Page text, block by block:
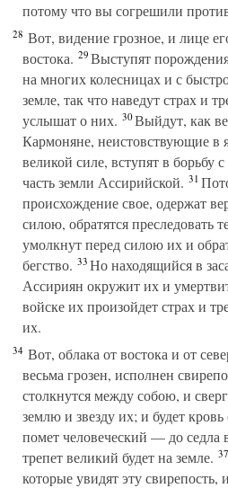
потому что вы согрешили
28 Вот, видение грозное, и лице
востока. 29Выступят
на многих колесницах и с
земле, так что наведут страх и
услышат о них. 30Выйдут, как
Кармоняне, неистовствующие в
великой силе, вступят в борьбу
часть земли Ассирийской. 31
происхождение свое, одержат
силою, обратятся преследовать
умолкнут перед силою их и
бегство. 33Но находящийся в
Ассириян окружит их и
войске их произойдет страх и
их.
34 Вот, облака от востока и от
весьма грозен, исполнен
столкнутся между собою, и
землю и звезду их; и будет
помет человеческий — до седла
трепет великий будет на земле. 37
которые увидят эту свирепость,